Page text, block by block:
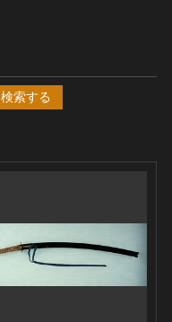
検索する